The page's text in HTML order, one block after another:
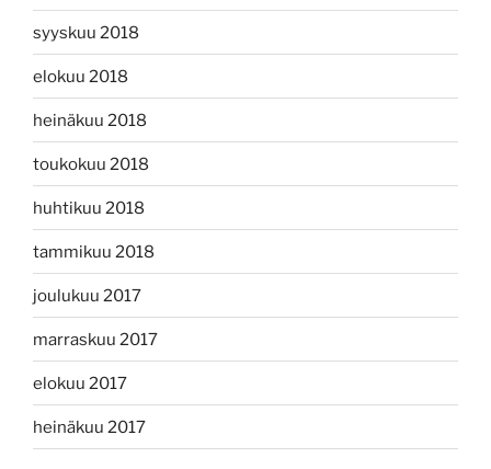
syyskuu 2018
elokuu 2018
heinäkuu 2018
toukokuu 2018
huhtikuu 2018
tammikuu 2018
joulukuu 2017
marraskuu 2017
elokuu 2017
heinäkuu 2017